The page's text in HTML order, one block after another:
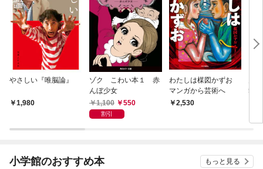
やさしい『唯脳論』
1,980
ゾク こわい本１ 赤
んぼ少女
1,100
550
割引
わたしは楳図かずお
マンガから芸術へ
2,530
5年
小学館のおすすめ本 もっと見る